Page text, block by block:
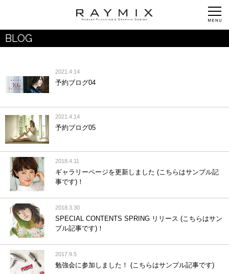
BLOG
2021.4.14
予約ブログ04
2021.4.14
予約ブログ05
2018.4.11
ギャラリーページを更新しました (こちらはサンプル記
事です)！
2018.3.30
SPECIAL CONTENTS SPRING リリース (こちらはサン
プル記事です)！
2017.9.5
勉強会に参加しました！ (こちらはサンプル記事です)